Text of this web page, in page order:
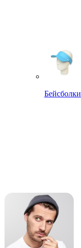
Бейсболки